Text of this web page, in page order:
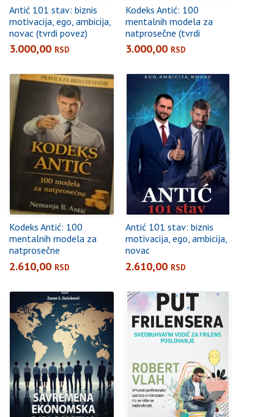
Antić 101 stav: biznis
motivacija, ego, ambicija,
novac (tvrdi povez)
3.000,00 RSD
Kodeks Antić: 100
mentalnih modela za
natprosečne (tvrdi
povez)
3.000,00 RSD
Kodeks Antić: 100
mentalnih modela za
natprosečne
2.610,00 RSD
Antić 101 stav: biznis
motivacija, ego, ambicija,
novac
2.610,00 RSD